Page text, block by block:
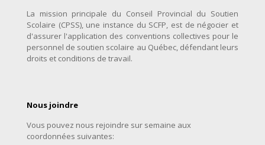
La mission principale du Conseil Provincial du Soutien
Scolaire (CPSS), une instance du SCFP, est de négocier et
d'assurer l'application des conventions collectives pour le
personnel de soutien scolaire au Québec, défendant leurs
droits et conditions de travail.
Nous joindre
Vous pouvez nous rejoindre sur semaine aux
coordonnées suivantes: